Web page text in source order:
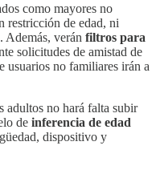
como mayores no
restricción de edad, ni
. Además, verán filtros para
solicitudes de amistad de
usuarios no familiares irán a
adultos no hará falta subir
de inferencia de edad
dispositivo y